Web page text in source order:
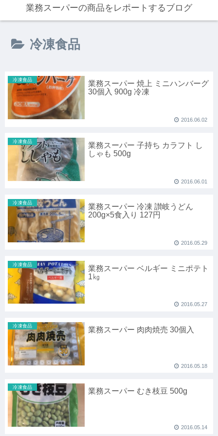
業務スーパーの商品をレポートするブログ
冷凍食品
冷凍食品
業務スーパー 焼上 ミニハンバーグ
30個入 900g 冷凍
2016.06.02
冷凍食品
業務スーパー 子持ち カラフト し
しゃも 500g
2016.06.01
冷凍食品
業務スーパー 冷凍 讃岐うどん
200g×5食入り 127円
2016.05.29
冷凍食品
業務スーパー ベルギー ミニポテト
1㎏
2016.05.27
冷凍食品 業務スーパー 肉肉焼売 30個入
2016.05.18
冷凍食品 業務スーパー むき枝豆 500g
2016.05.14